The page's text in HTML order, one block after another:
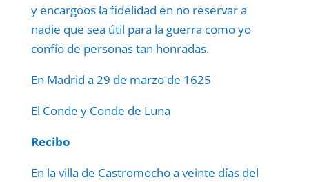
y encargoos la fidelidad en no reservar a
nadie que sea útil para la guerra como yo
confío de personas tan honradas.
En Madrid a 29 de marzo de 1625
El Conde y Conde de Luna
Recibo
En la villa de Castromocho a veinte días del